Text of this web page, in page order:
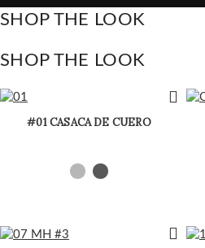
SHOP THE LOOK
SHOP THE LOOK
#01 CASACA DE CUERO